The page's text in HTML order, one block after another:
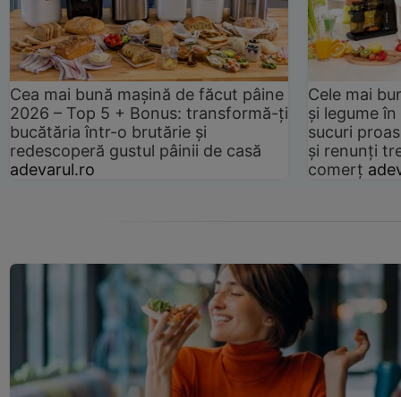
Cea mai bună mașină de făcut pâine
2026 – Top 5 + Bonus: transformă-ți
bucătăria într-o brutărie și
redescoperă gustul pâinii de casă
adevarul.ro
Cele mai
și legume
sucuri
și renunți
comerț